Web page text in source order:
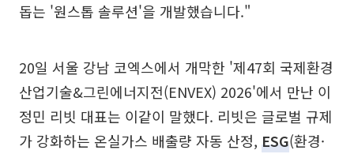
돕는 '원스톱 솔루션'을 개발했습니다."
20일 서울 강남 코엑스에서 개막한 '제47회 국제환경
산업기술&그린에너지전(ENVEX) 2026'에서 만난 이
정민 리빗 대표는 이같이 말했다. 리빗은 글로벌 규제
가 강화하는 온실가스 배출량 자동 산정, ESG(환경·